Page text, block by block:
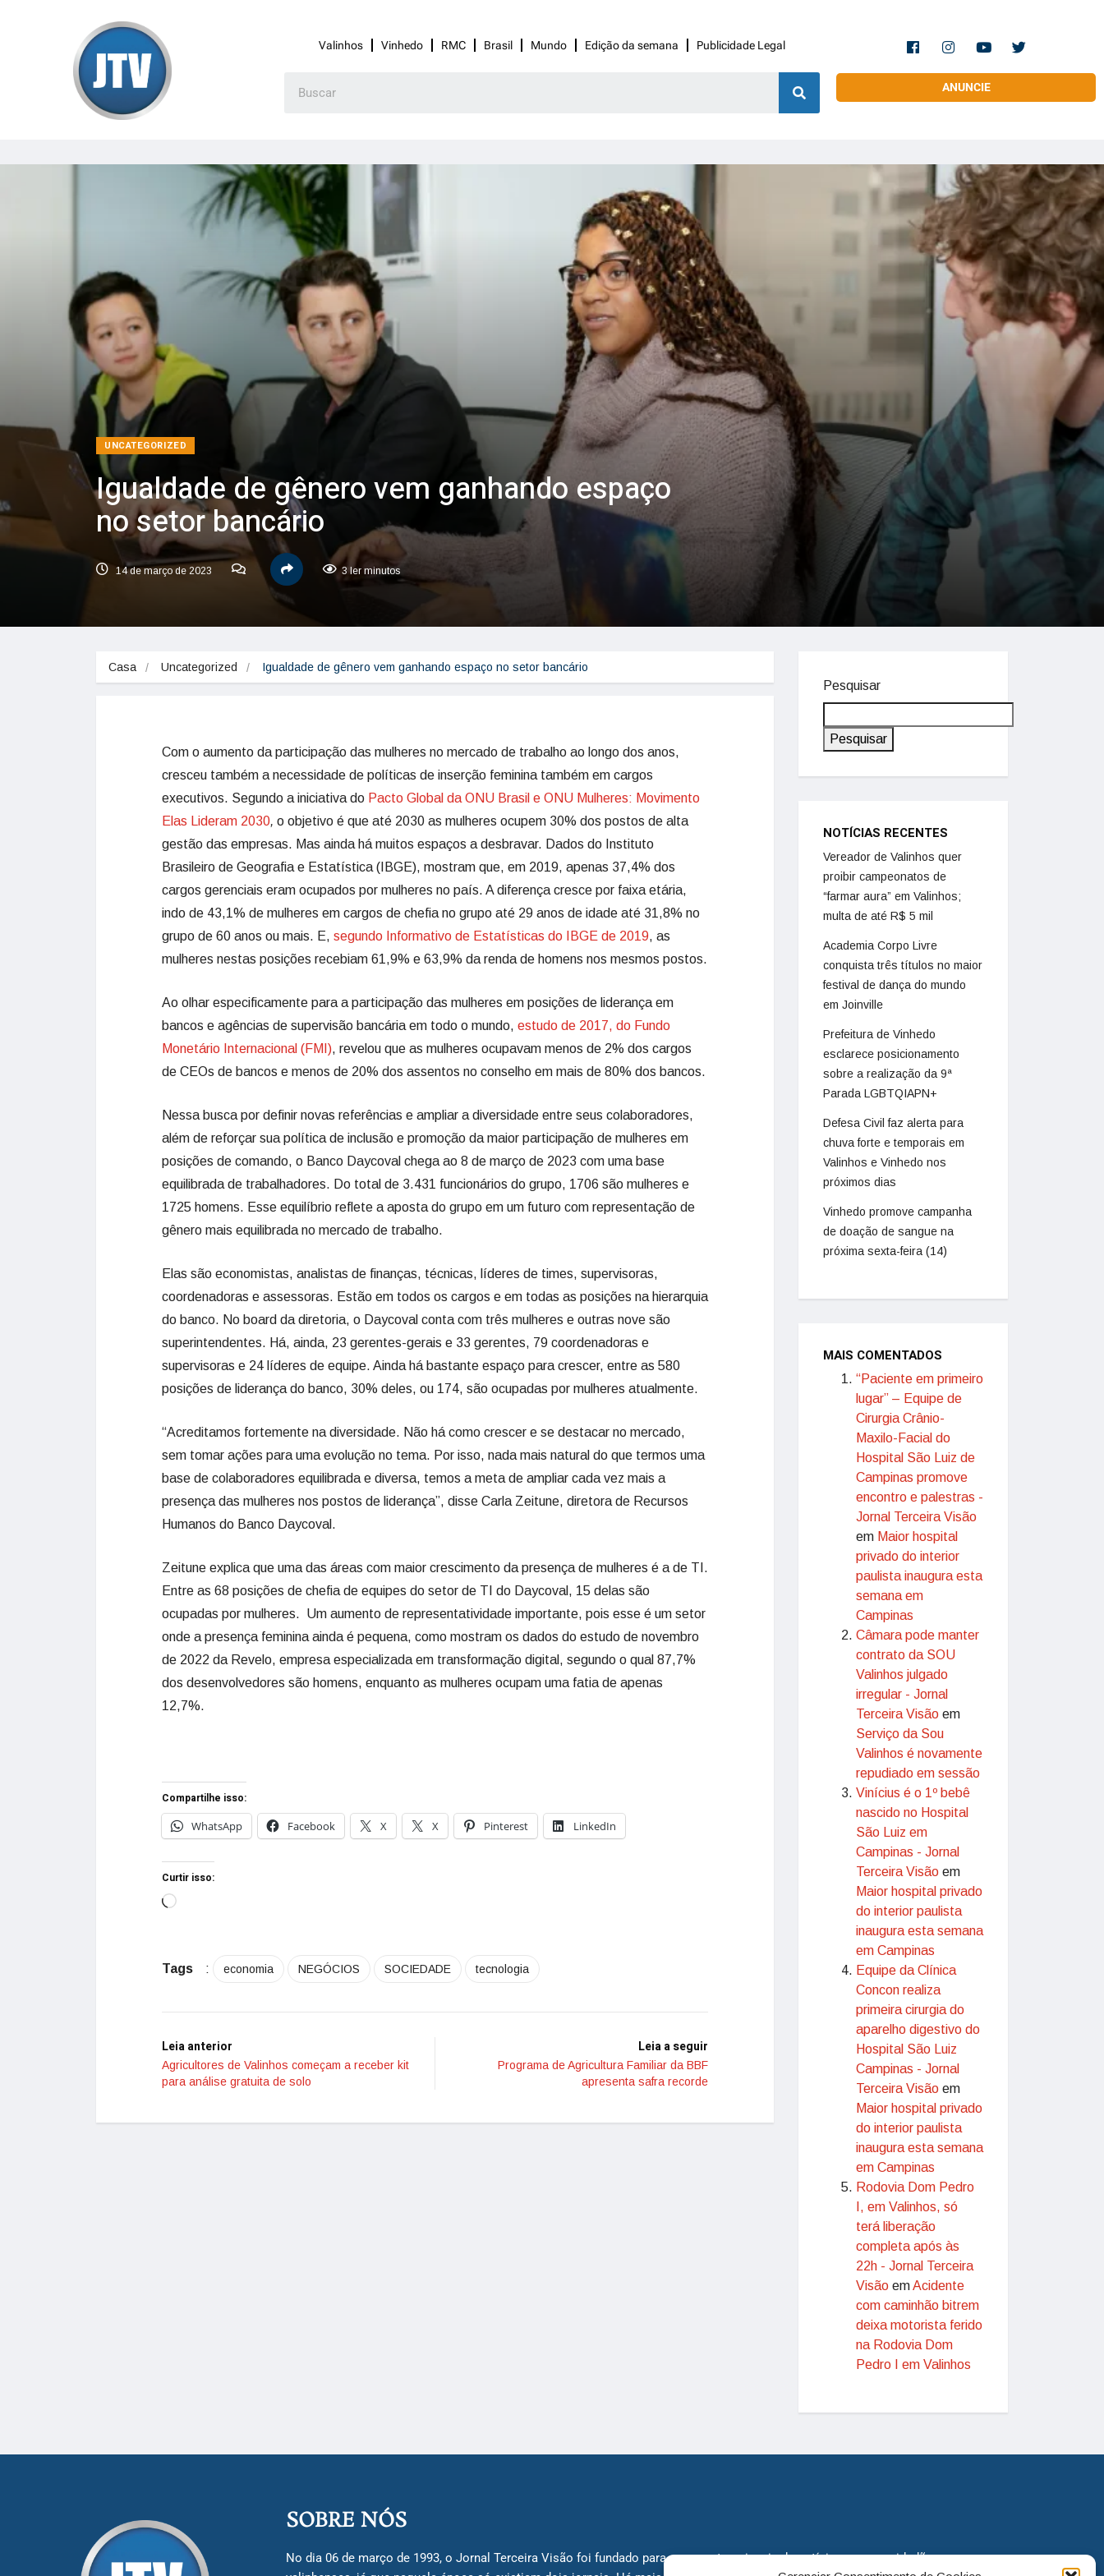
Valinhos Vinhedo RMC Brasil Mundo Edição da semana Publicidade Legal
ANUNCIE
UNCATEGORIZED
Igualdade de gênero vem ganhando espaço
no setor bancário
14 de março de 2023 3 ler minutos
Casa Uncategorized Igualdade de gênero vem ganhando espaço no setor bancário
Com o aumento da participação das mulheres no mercado de trabalho ao longo dos anos,
cresceu também a necessidade de políticas de inserção feminina também em cargos
executivos. Segundo a iniciativa do Pacto Global da ONU Brasil e ONU Mulheres: Movimento
Elas Lideram 2030, o objetivo é que até 2030 as mulheres ocupem 30% dos postos de alta
gestão das empresas. Mas ainda há muitos espaços a desbravar. Dados do Instituto
Brasileiro de Geografia e Estatística (IBGE), mostram que, em 2019, apenas 37,4% dos
cargos gerenciais eram ocupados por mulheres no país. A diferença cresce por faixa etária,
indo de 43,1% de mulheres em cargos de chefia no grupo até 29 anos de idade até 31,8% no
grupo de 60 anos ou mais. E, segundo Informativo de Estatísticas do IBGE de 2019, as
mulheres nestas posições recebiam 61,9% e 63,9% da renda de homens nos mesmos postos.
Ao olhar especificamente para a participação das mulheres em posições de liderança em
bancos e agências de supervisão bancária em todo o mundo, estudo de 2017, do Fundo
Monetário Internacional (FMI), revelou que as mulheres ocupavam menos de 2% dos cargos
de CEOs de bancos e menos de 20% dos assentos no conselho em mais de 80% dos bancos.
Nessa busca por definir novas referências e ampliar a diversidade entre seus colaboradores,
além de reforçar sua política de inclusão e promoção da maior participação de mulheres em
posições de comando, o Banco Daycoval chega ao 8 de março de 2023 com uma base
equilibrada de trabalhadores. Do total de 3.431 funcionários do grupo, 1706 são mulheres e
1725 homens. Esse equilíbrio reflete a aposta do grupo em um futuro com representação de
gênero mais equilibrada no mercado de trabalho.
Elas são economistas, analistas de finanças, técnicas, líderes de times, supervisoras,
coordenadoras e assessoras. Estão em todos os cargos e em todas as posições na hierarquia
do banco. No board da diretoria, o Daycoval conta com três mulheres e outras nove são
superintendentes. Há, ainda, 23 gerentes-gerais e 33 gerentes, 79 coordenadoras e
supervisoras e 24 líderes de equipe. Ainda há bastante espaço para crescer, entre as 580
posições de liderança do banco, 30% deles, ou 174, são ocupadas por mulheres atualmente.
“Acreditamos fortemente na diversidade. Não há como crescer e se destacar no mercado,
sem tomar ações para uma evolução no tema. Por isso, nada mais natural do que termos uma
base de colaboradores equilibrada e diversa, temos a meta de ampliar cada vez mais a
presença das mulheres nos postos de liderança”, disse Carla Zeitune, diretora de Recursos
Humanos do Banco Daycoval.
Zeitune explica que uma das áreas com maior crescimento da presença de mulheres é a de TI.
Entre as 68 posições de chefia de equipes do setor de TI do Daycoval, 15 delas são
ocupadas por mulheres. Um aumento de representatividade importante, pois esse é um setor
onde a presença feminina ainda é pequena, como mostram os dados do estudo de novembro
de 2022 da Revelo, empresa especializada em transformação digital, segundo o qual 87,7%
dos desenvolvedores são homens, enquanto as mulheres ocupam uma fatia de apenas
12,7%.
Compartilhe isso:
WhatsApp
Facebook X X Pinterest LinkedIn
Curtir isso:
Tags : economia NEGÓCIOS SOCIEDADE tecnologia
Leia anterior
Agricultores de Valinhos começam a receber kit
para análise gratuita de solo
Leia a seguir
Programa de Agricultura Familiar da BBF
apresenta safra recorde
Pesquisar
Pesquisar
NOTÍCIAS RECENTES
Vereador de Valinhos quer
proibir campeonatos de
“farmar aura” em Valinhos;
multa de até R$ 5 mil
Academia Corpo Livre
conquista três títulos no maior
festival de dança do mundo
em Joinville
Prefeitura de Vinhedo
esclarece posicionamento
sobre a realização da 9ª
Parada LGBTQIAPN+
Defesa Civil faz alerta para
chuva forte e temporais em
Valinhos e Vinhedo nos
próximos dias
Vinhedo promove campanha
de doação de sangue na
próxima sexta-feira (14)
MAIS COMENTADOS
“Paciente em primeiro
lugar” – Equipe de
Cirurgia Crânio-
Maxilo-Facial do
Hospital São Luiz de
Campinas promove
encontro e palestras -
Jornal Terceira Visão
em Maior hospital
privado do interior
paulista inaugura esta
semana em
Campinas
Câmara pode manter
contrato da SOU
Valinhos julgado
irregular - Jornal
Terceira Visão em
Serviço da Sou
Valinhos é novamente
repudiado em sessão
Vinícius é o 1º bebê
nascido no Hospital
São Luiz em
Campinas - Jornal
Terceira Visão em
Maior hospital privado
do interior paulista
inaugura esta semana
em Campinas
Equipe da Clínica
Concon realiza
primeira cirurgia do
aparelho digestivo do
Hospital São Luiz
Campinas - Jornal
Terceira Visão em
Maior hospital privado
do interior paulista
inaugura esta semana
em Campinas
Rodovia Dom Pedro
I, em Valinhos, só
terá liberação
completa após às
22h - Jornal Terceira
Visão emAcidente
com caminhão bitrem
deixa motorista ferido
na Rodovia Dom
Pedro I em Valinhos
SOBRE NÓS
No dia 06 de março de 1993, o Jornal Terceira Visão foi fundado para ser uma terceira via de notícias para os cidadãos